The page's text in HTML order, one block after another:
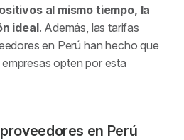
al mismo tiempo, la
ideal. Además, las tarifas
en Perú han hecho que
opten por esta
en Perú